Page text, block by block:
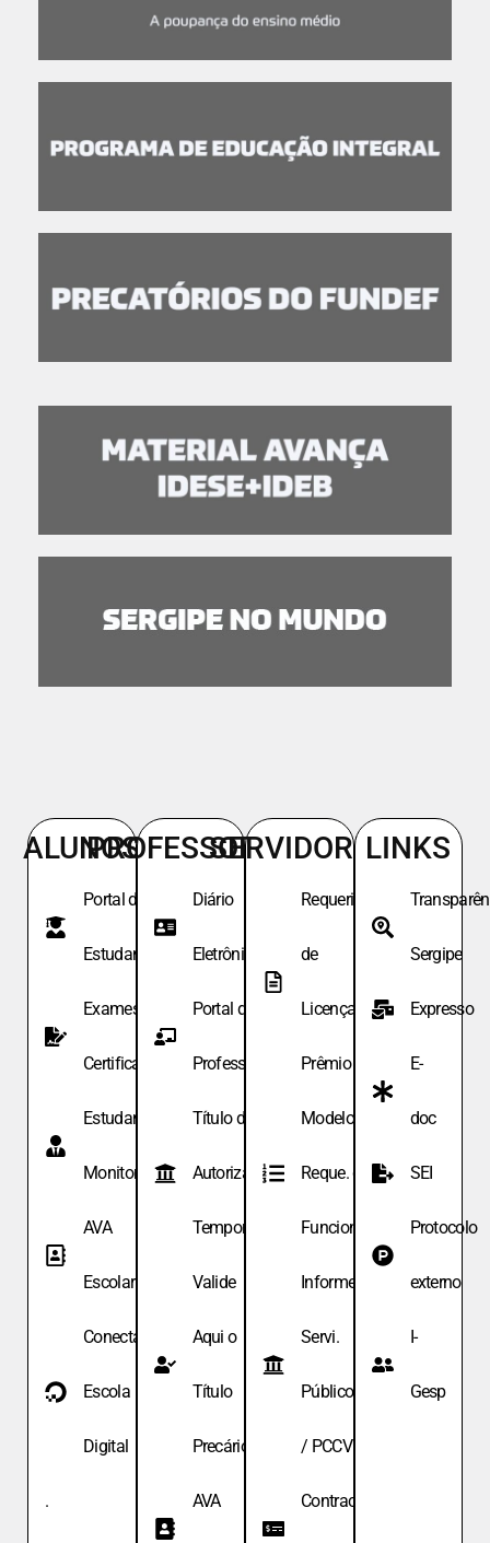
ALUNOS
Portal do
Estudante
Exames de
Certificação
Estudante
Monitor
AVA
Escolar
Conecta
Escola
Digital
.
PROFESSORES
Diário
Eletrônico
Portal do
Professor
Título de
Autoriza.
Temporária
Valide
Aqui o
Título
Precário
AVA
SERVIDORES
Requeri.
de
Licença
Prêmio
Modelo de
Reque. de
Funcionário
Informe
Servi.
Públicos
/ PCCV
Contracheque
LINKS
Sergipe
Expresso
E-
doc
SEI
Protocolo
externo
I-
Gesp